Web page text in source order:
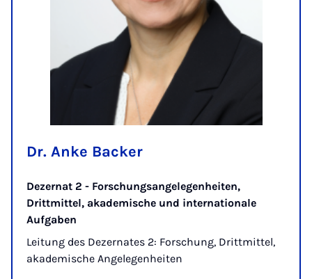
Dr. Anke Backer
Dezernat 2 - Forschungsangelegenheiten,
Drittmittel, akademische und internationale
Aufgaben
Leitung des Dezernates 2: Forschung, Drittmittel,
akademische Angelegenheiten